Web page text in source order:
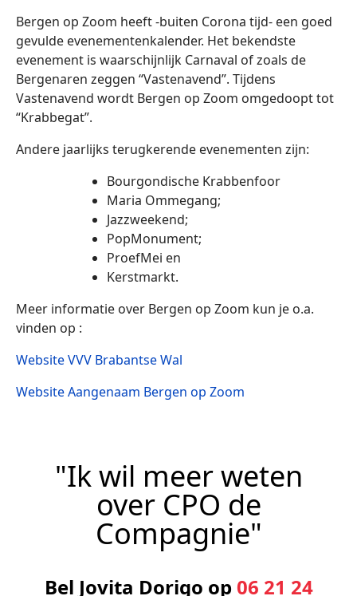
Bergen op Zoom heeft -buiten Corona tijd- een goed
gevulde evenementenkalender. Het bekendste
evenement is waarschijnlijk Carnaval of zoals de
Bergenaren zeggen “Vastenavend”. Tijdens
Vastenavend wordt Bergen op Zoom omgedoopt tot
“Krabbegat”.
Andere jaarlijks terugkerende evenementen zijn:
Bourgondische Krabbenfoor
Maria Ommegang;
Jazzweekend;
PopMonument;
ProefMei en
Kerstmarkt.
Meer informatie over Bergen op Zoom kun je o.a.
vinden op :
Website VVV Brabantse Wal
Website Aangenaam Bergen op Zoom
"Ik wil meer weten
over CPO de
Compagnie"
Bel Jovita Dorigo op06 21 24